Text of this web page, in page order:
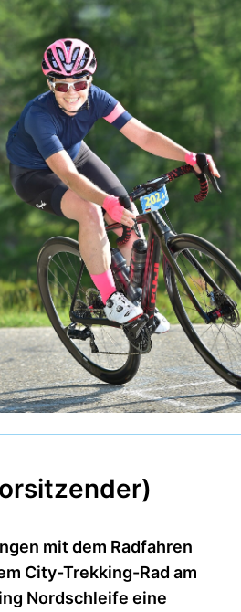
mit dem Radfahren
City-Trekking-Rad am
Nordschleife eine